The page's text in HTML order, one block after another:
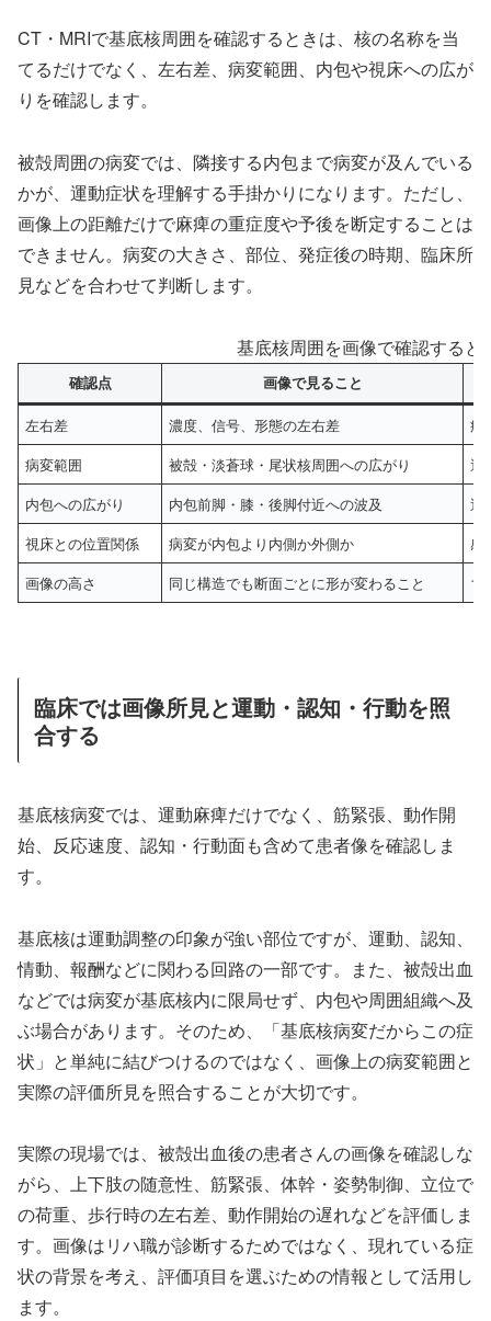
CT・MRIで基底核周囲を確認するときは、核の名称を当
てるだけでなく、左右差、病変範囲、内包や視床への広が
りを確認します。
被殻周囲の病変では、隣接する内包まで病変が及んでいる
かが、運動症状を理解する手掛かりになります。ただし、
画像上の距離だけで麻痺の重症度や予後を断定することは
できません。病変の大きさ、部位、発症後の時期、臨床所
見などを合わせて判断します。
基底核周囲を画像で確認すると
確認点 画像で見ること
左右差 濃度、信号、形態の左右差
病
病変範囲
被殻・淡蒼球・尾状核周囲への広がり
運
内包への広がり
内包前脚・膝・後脚付近への波及
運
視床との位置関係
病変が内包より内側か外側か
感
画像の高さ
同じ構造でも断面ごとに形が変わること 1
臨床では画像所見と運動・認知・行動を照
合する
基底核病変では、運動麻痺だけでなく、筋緊張、動作開
始、反応速度、認知・行動面も含めて患者像を確認しま
す。
基底核は運動調整の印象が強い部位ですが、運動、認知、
情動、報酬などに関わる回路の一部です。また、被殻出血
などでは病変が基底核内に限局せず、内包や周囲組織へ及
ぶ場合があります。そのため、「基底核病変だからこの症
状」と単純に結びつけるのではなく、画像上の病変範囲と
実際の評価所見を照合することが大切です。
実際の現場では、被殻出血後の患者さんの画像を確認しな
がら、上下肢の随意性、筋緊張、体幹・姿勢制御、立位で
の荷重、歩行時の左右差、動作開始の遅れなどを評価しま
す。画像はリハ職が診断するためではなく、現れている症
状の背景を考え、評価項目を選ぶための情報として活用し
ます。